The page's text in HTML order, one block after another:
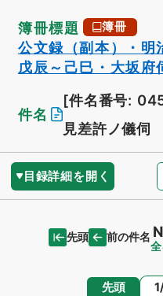
簿冊標題 簿冊
公文録（副本）・明
戊辰～己巳・大坂府
件名
[件名番号:
見差許ノ儀伺
目録詳細を開く
先頭 前の件名
先頭 ペ